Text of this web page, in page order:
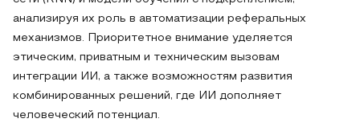
анализируя их роль в автоматизации реферальных
механизмов. Приоритетное внимание уделяется
этическим, приватным и техническим вызовам
интеграции ИИ, а также возможностям развития
комбинированных решений, где ИИ дополняет
человеческий потенциал.